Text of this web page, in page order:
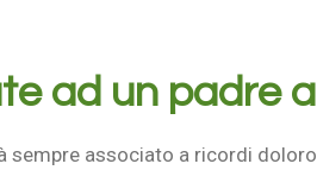
ad un padre
sempre associato a ricordi